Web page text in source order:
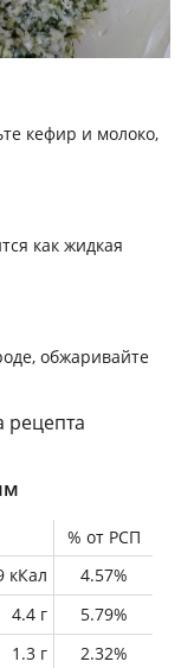
кефир и молоко,
как жидкая
обжаривайте
рецепта
% от РСП
кКал
4.57%
4.4 г
5.79%
1.3 г 2.32%